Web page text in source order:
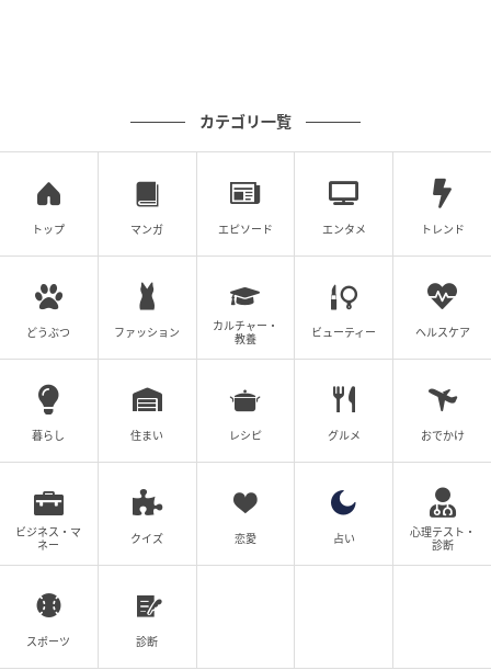
元記事で読む
次の記事
の記事をもっとみる
カテゴリ一覧
トップ マンガ エピソード エンタメ トレンド
どうぶつ ファッション
カルチャー・
教養
ビューティー ヘルスケア
暮らし 住まい レシピ グルメ おでかけ
ビジネス・マ
ネー
クイズ 恋愛 占い
心理テスト・
診断
スポーツ 診断